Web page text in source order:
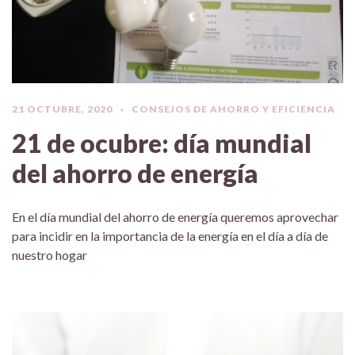
21 OCTUBRE, 2020 CONSEJOS DE AHORRO Y EFICIENCIA
21 de ocubre: día mundial
del ahorro de energía
En el día mundial del ahorro de energía queremos aprovechar
para incidir en la importancia de la energía en el día a día de
nuestro hogar